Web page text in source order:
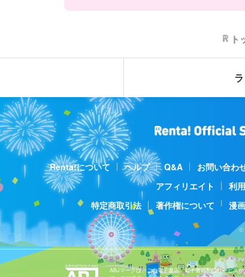
ト
Renta!について ヘルプ Q&A お問い合わ
アフィリエイト
利
特定商取引法
著作権について 漫
©
ABJマークは、この電子書店・電子書籍配信サービス